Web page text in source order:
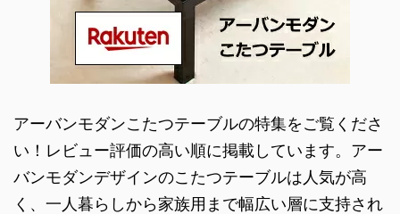
アーバンモダンこたつテーブルの特集をご覧くださ
い！レビュー評価の高い順に掲載しています。アー
バンモダンデザインのこたつテーブルは人気が高
く、一人暮らしから家族用まで幅広い層に支持され